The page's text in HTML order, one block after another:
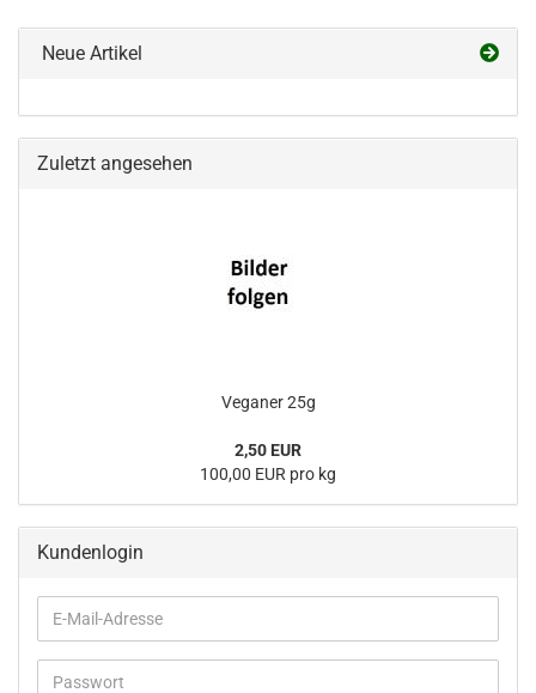
Neue Artikel
Zuletzt angesehen
Veganer 25g
2,50 EUR
100,00 EUR pro kg
Kundenlogin
E-
Mail-
Adresse
Passwort